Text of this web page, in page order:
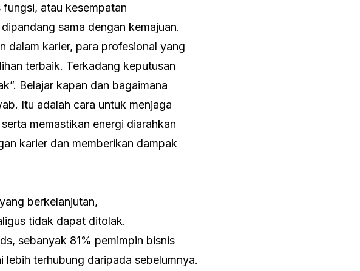
atau kesempatan
sama dengan kemajuan.
dalam karier, para profesional yang
terbaik. Terkadang keputusan
Belajar kapan dan bagaimana
Itu adalah cara untuk menjaga
memastikan energi diarahkan
karier dan memberikan dampak
berkelanjutan,
tidak dapat ditolak.
, sebanyak 81% pemimpin bisnis
terhubung daripada sebelumnya.